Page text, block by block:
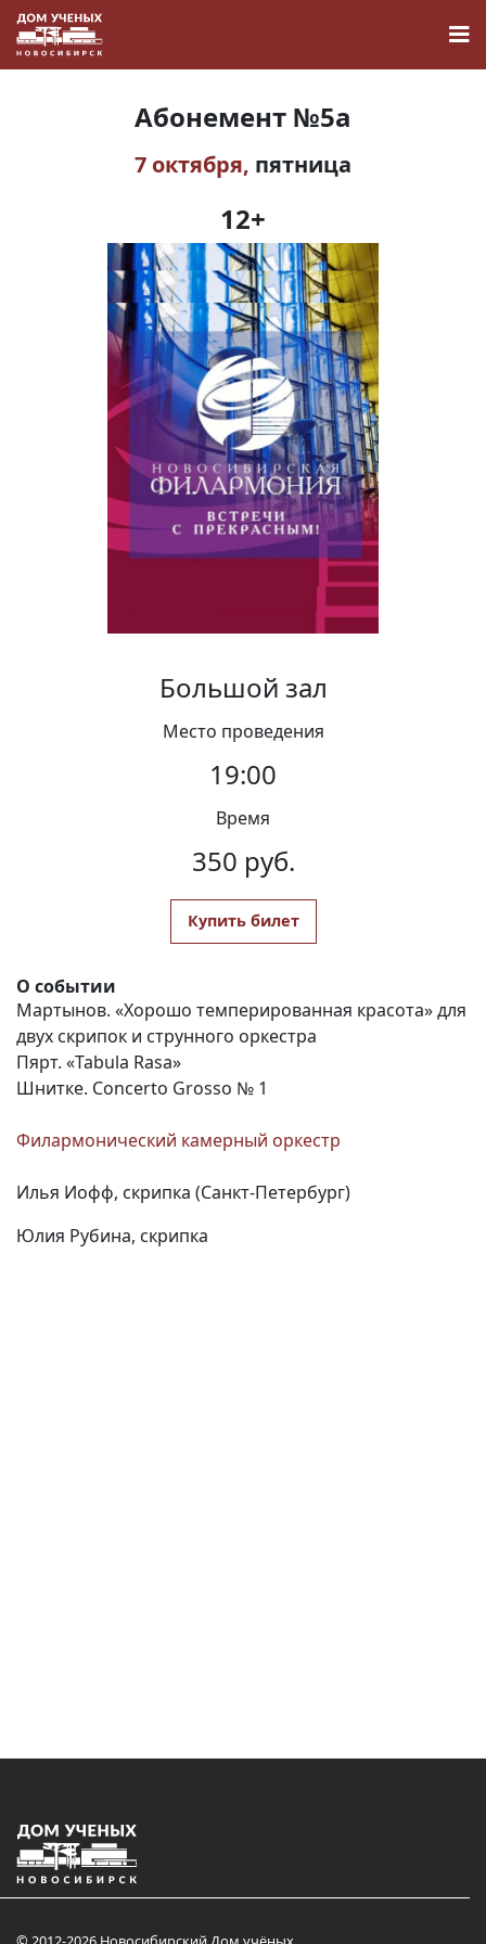
Наука
О Доме учёных
Виртуальный тур
Контакты
Вакансии
Абонемент №5а
7 октября, пятница
12+
Большой зал
Место проведения
19:00
Время
350 руб.
Купить билет
О событии
Мартынов. «Хорошо темперированная красота» для
двух скрипок и струнного оркестра
Пярт. «Tabula Rasa»
Шнитке. Concerto Grosso № 1
Филармонический камерный оркестр
Илья Иофф, скрипка (Санкт-Петербург)
Юлия Рубина, скрипка